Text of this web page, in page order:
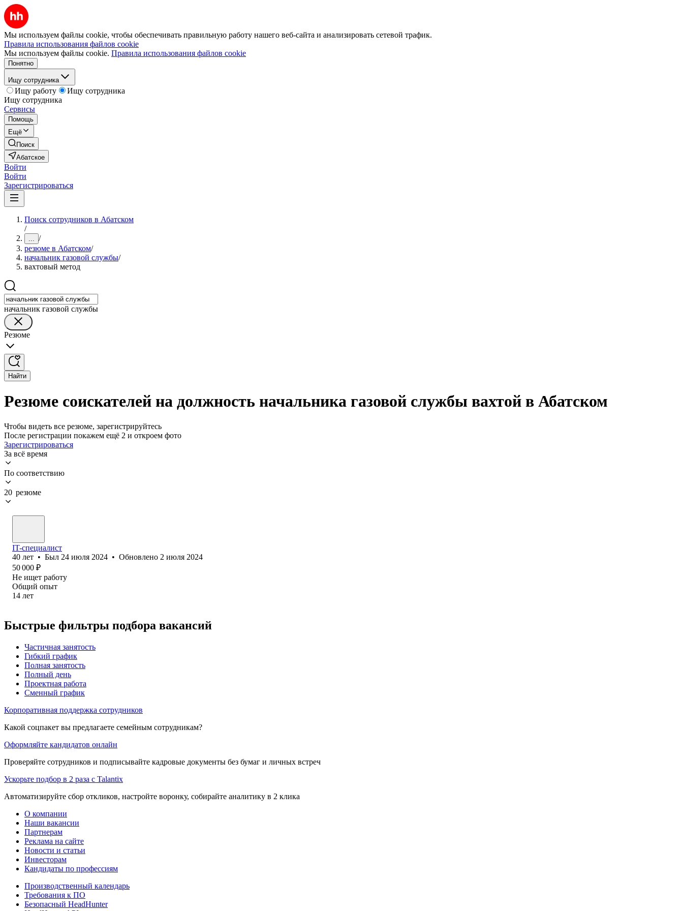
Мы используем файлы cookie, чтобы обеспечивать правильную работу нашего веб-сайта и анализировать сетевой трафик.
Правила использования файлов cookie
Мы используем файлы cookie. Правила использования файлов cookie
Понятно
Ищу сотрудника
Ищу работу
Ищу сотрудника
Ищу сотрудника
Сервисы
Помощь
Ещё
Поиск
Абатское
Войти
Войти
Зарегистрироваться
Поиск сотрудников в Абатском
/
... /
резюме в Абатском/
начальник газовой службы/
вахтовый метод
начальник газовой службы
Резюме
Найти
Резюме соискателей на должность начальника газовой службы вахтой в Абатском
Чтобы видеть все резюме, зарегистрируйтесь
После регистрации покажем ещё 2 и откроем фото
Зарегистрироваться
За всё время
По соответствию
20 резюме
IT-специалист
40 лет • Был 24 июля 2024 • Обновлено 2 июля 2024
50 000 ₽
Не ищет работу
Общий опыт
14 лет
Быстрые фильтры подбора вакансий
Частичная занятость
Гибкий график
Полная занятость
Полный день
Проектная работа
Сменный график
Корпоративная поддержка сотрудников
Какой соцпакет вы предлагаете семейным сотрудникам?
Оформляйте кандидатов онлайн
Проверяйте сотрудников и подписывайте кадровые документы без бумаг и личных встреч
Ускорьте подбор в 2 раза с Talantix
Автоматизируйте сбор откликов, настройте воронку, собирайте аналитику в 2 клика
О компании
Наши вакансии
Партнерам
Реклама на сайте
Новости и статьи
Инвесторам
Кандидаты по профессиям
Производственный календарь
Требования к ПО
Безопасный HeadHunter